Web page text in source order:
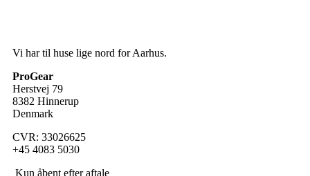
Vi har til huse lige nord for Aarhus.
ProGear
Herstvej 79
8382 Hinnerup
Denmark
CVR: 33026625
+45 4083 5030
Kun åbent efter aftale